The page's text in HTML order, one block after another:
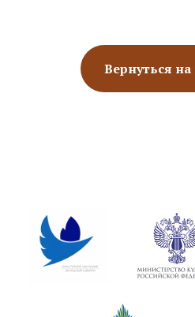
Вернуться